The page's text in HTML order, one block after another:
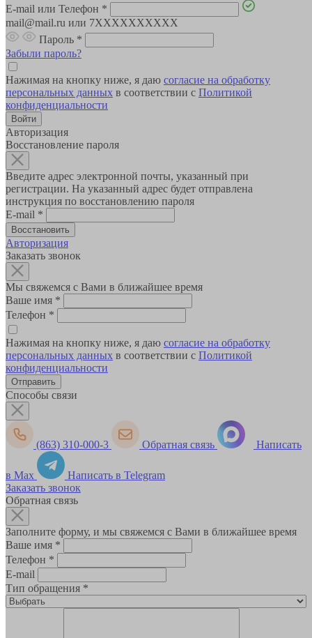
E-mail или Телефон *
mail@mail.ru или 7XXXXXXXXXX
Пароль *
Забыли пароль?
Нажимая на кнопку ниже, я даю согласие на обработку
персональных данных в соответствии с Политикой
конфиденциальности
Авторизация
Восстановление пароля
Введите адрес электронной почты, указанный при
регистрации. На указанный адрес будет отправлена
инструкция по восстановлению пароля
E-mail *
Авторизация
Заказать звонок
Мы свяжемся с Вами в ближайшее время
Ваше имя *
Телефон *
Нажимая на кнопку ниже, я даю согласие на обработку
персональных данных в соответствии с Политикой
конфиденциальности
Способы связи
(863) 310-000-3 Обратная связь Написать
в Max
Написать в Telegram
Заказать звонок
Обратная связь
Заполните форму, и мы свяжемся с Вами в ближайшее время
Ваше имя *
Телефон *
E-mail
Тип обращения *